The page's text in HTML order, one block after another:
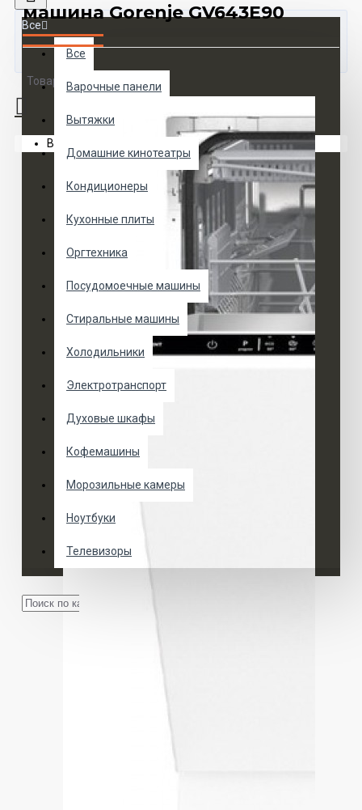
Все
Все
Варочные панели
Вытяжки
Домашние кинотеатры
Кондиционеры
Кухонные плиты
Оргтехника
Посудомоечные машины
Стиральные машины
Холодильники
Электротранспорт
Духовые шкафы
Кофемашины
Морозильные камеры
Ноутбуки
Телевизоры
Товаров 0 (0 руб.)
Ваша корзина пуста!
машина Gorenje GV643E90